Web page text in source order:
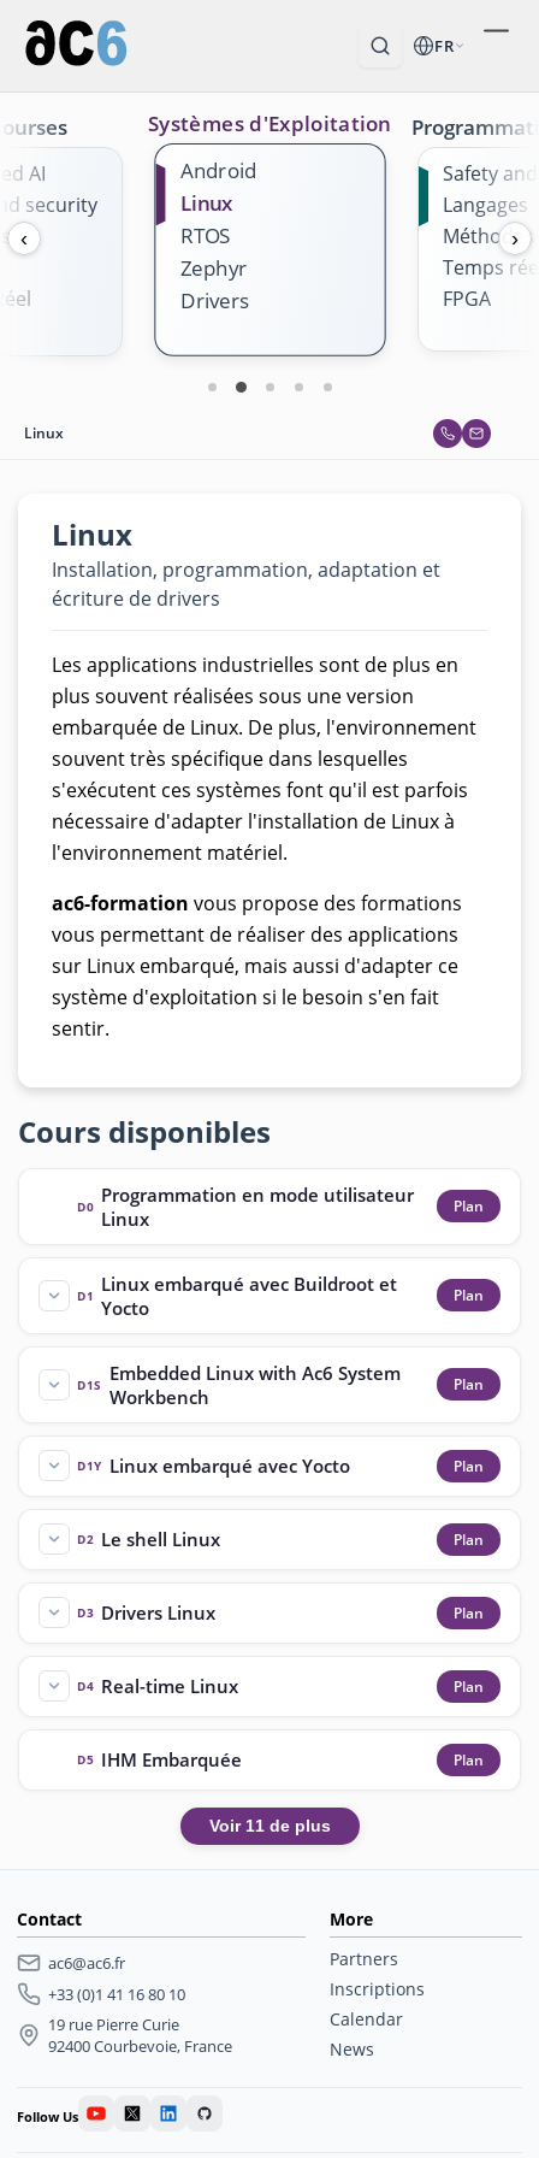
FR
‹
AI
security
Systèmes d'Exploitation
Android
Linux
RTOS
Zephyr
Drivers
Safety
Langages
Méthodes
Temps
FPGA
›
Linux
Linux
Installation, programmation, adaptation et
écriture de drivers
Les applications industrielles sont de plus en
plus souvent réalisées sous une version
embarquée de Linux. De plus, l'environnement
souvent très spécifique dans lesquelles
s'exécutent ces systèmes font qu'il est parfois
nécessaire d'adapter l'installation de Linux à
l'environnement matériel.
ac6-formation vous propose des formations
vous permettant de réaliser des applications
sur Linux embarqué, mais aussi d'adapter ce
système d'exploitation si le besoin s'en fait
sentir.
Cours disponibles
D0 Programmation en mode utilisateur
Linux
Plan
D1 Linux embarqué avec Buildroot et
Yocto
Plan
D1S
Embedded Linux with Ac6 System
Workbench
Plan
D1Y Linux embarqué avec Yocto Plan
D2 Le shell Linux Plan
D3 Drivers Linux Plan
D4 Real-time Linux Plan
D5 IHM Embarquée Plan
Voir 11 de plus
Contact
ac6@ac6.fr
+33 (0)1 41 16 80 10
19 rue Pierre Curie
92400 Courbevoie, France
More
Partners
Inscriptions
Calendar
News
Follow Us